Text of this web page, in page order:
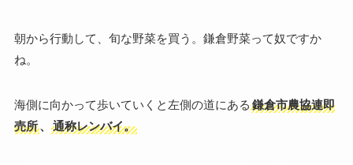
朝から行動して、旬な野菜を買う。鎌倉野菜って奴ですか
ね。
海側に向かって歩いていくと左側の道にある 鎌倉市農協連即
売所、 通称レンバイ。